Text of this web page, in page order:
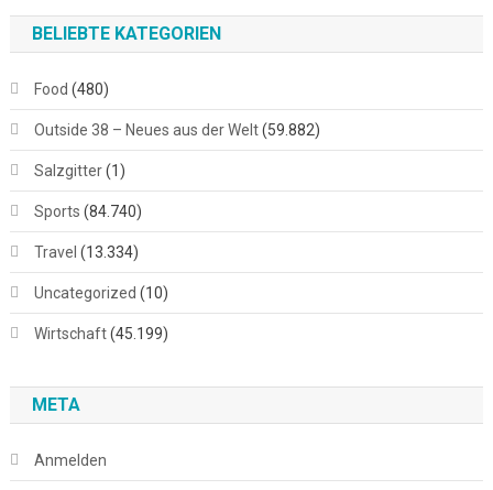
BELIEBTE KATEGORIEN
Food (480)
Outside 38 – Neues aus der Welt(59.882)
Salzgitter(1)
Sports (84.740)
Travel (13.334)
Uncategorized (10)
Wirtschaft(45.199)
META
Anmelden